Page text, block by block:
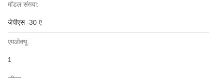
मॉडल संख्या:
जेपीएस -30 ए
एमओक्यू:
1